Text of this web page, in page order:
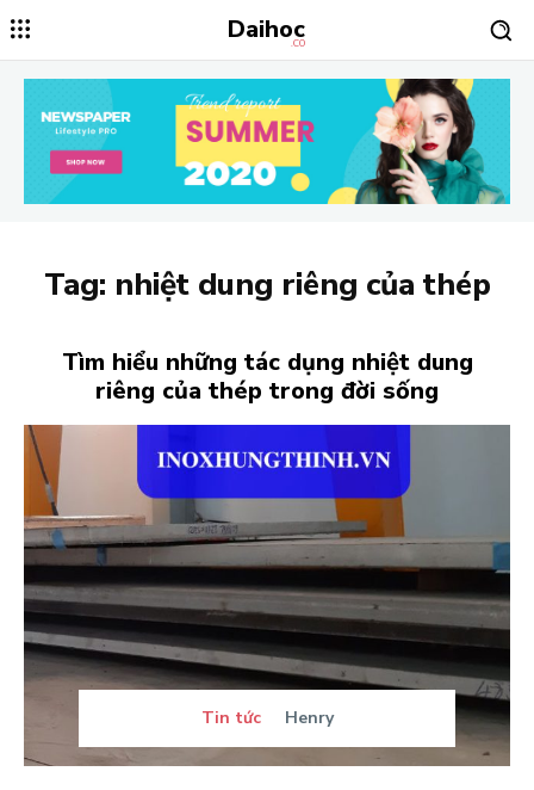
Daihoc
.CO
Tag: nhiệt dung riêng của thép
Tìm hiểu những tác dụng nhiệt dung
riêng của thép trong đời sống
Tin tức Henry